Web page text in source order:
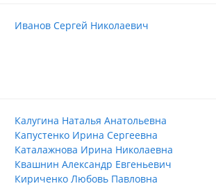
Иванов Сергей Николаевич
Калугина Наталья Анатольевна
Капустенко Ирина Сергеевна
Каталажнова Ирина Николаевна
Квашнин Александр Евгеньевич
Кириченко Любовь Павловна